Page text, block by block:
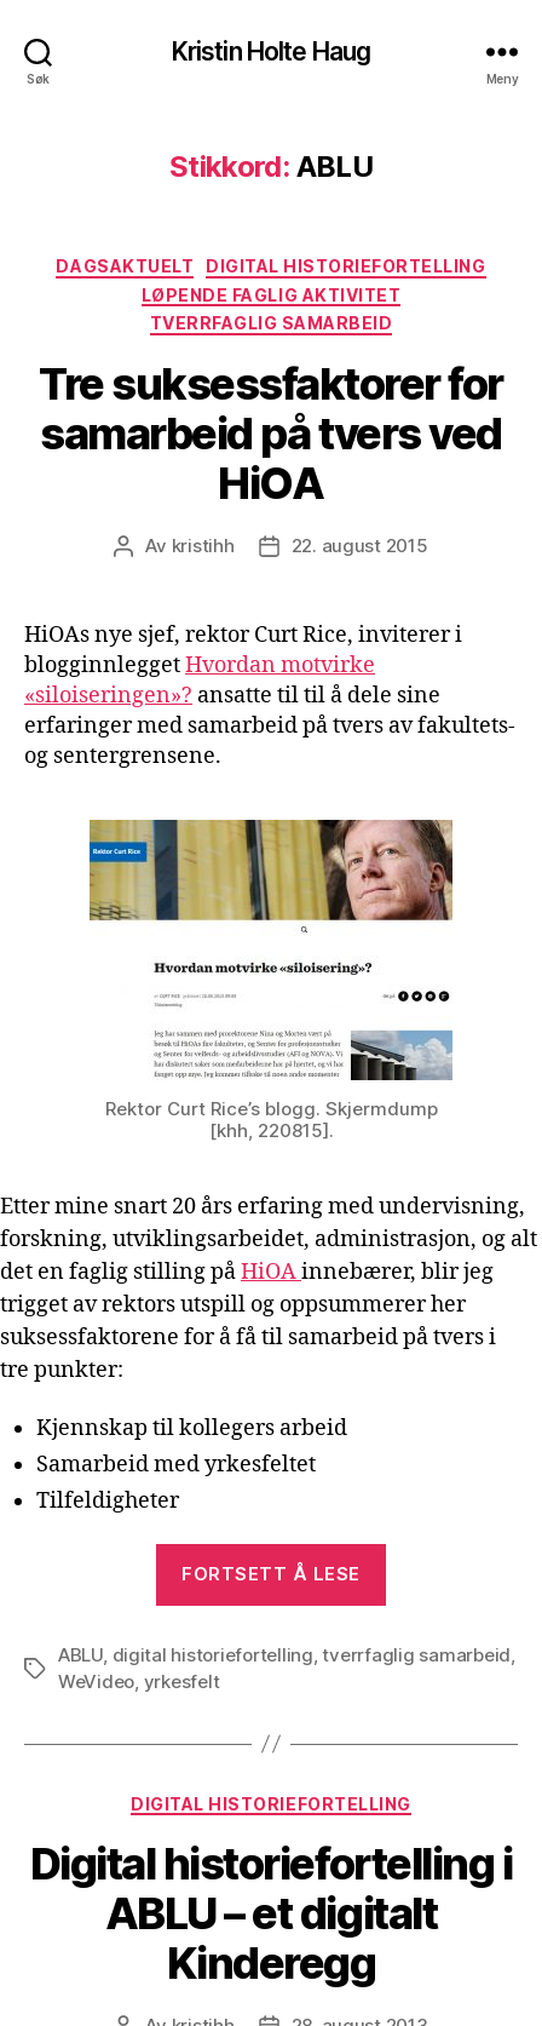
Søk
Kristin Holte Haug
Meny
Stikkord: ABLU
Kategorier
DAGSAKTUELT
DIGITAL HISTORIEFORTELLING
LØPENDE FAGLIG AKTIVITET
TVERRFAGLIG SAMARBEID
Tre suksessfaktorer for
samarbeid på tvers ved
HiOA
Innleggsforfatter
Av kristihh Publiseringsdato
22. august 2015
HiOAs nye sjef, rektor Curt Rice, inviterer i
blogginnleggetHvordan motvirke
«siloiseringen»? ansatte til til å dele sine
erfaringer med samarbeid på tvers av fakultets-
og sentergrensene.
Rektor Curt Rice’s blogg. Skjermdump
[khh, 220815].
Etter mine snart 20 års erfaring med undervisning,
forskning, utviklingsarbeidet, administrasjon, og alt
det en faglig stilling påHiOAinnebærer, blir jeg
trigget av rektors utspill og oppsummerer her
suksessfaktorene for å få til samarbeid på tvers i
tre punkter:
Kjennskap til kollegers arbeid
Samarbeid med yrkesfeltet
Tilfeldigheter
FORTSETT Å LESE
samarbeid
ved
Stikkord
ABLU digital historiefortelling ,tverrfaglig samarbeid
WeVideo yrkesfelt
Kategorier
DIGITAL HISTORIEFORTELLING
Digital historiefortelling i
ABLU – et digitalt
Kinderegg